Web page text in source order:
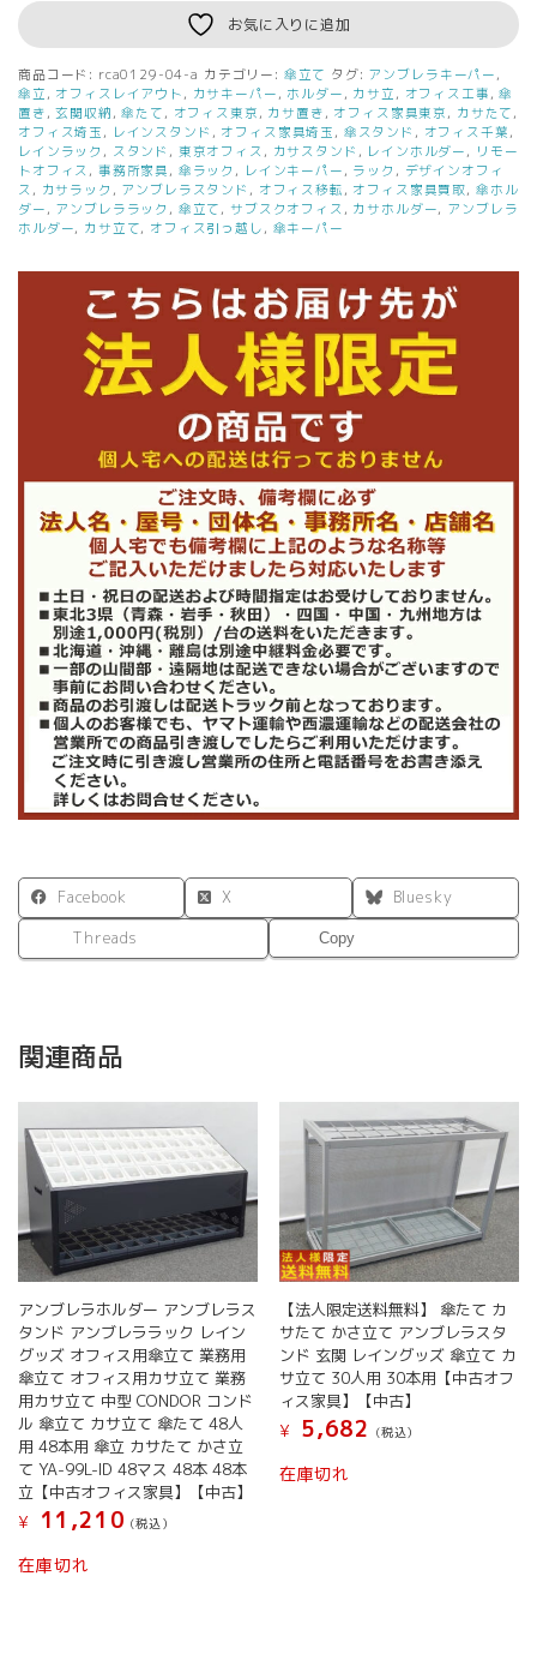
お気に入りに追加
商品コード: rca0129-04-a カテゴリー: 傘立て タグ: アンブレラキーパー ,
傘立 , オフィスレイアウト , カサキーパー , ホルダー , カサ立 , オフィス工事 ,傘
置き ,玄関収納 ,傘たて , オフィス東京 , カサ置き , オフィス家具東京 , カサたて ,
オフィス埼玉 , レインスタンド , オフィス家具埼玉 , 傘スタンド , オフィス千葉 ,
レインラック , スタンド , 東京オフィス , カサスタンド , レインホルダー , リモー
トオフィス , 事務所家具 , 傘ラック , レインキーパー , ラック , デザインオフィ
ス , カサラック , アンブレラスタンド , オフィス移転 , オフィス家具買取, 傘ホル
ダー , アンブレララック , 傘立て ,サブスクオフィス , カサホルダー, アンブレラ
ホルダー, カサ立て, オフィス引っ越し , 傘キーパー
Facebook X
Bluesky
Threads
Copy
関連商品
アンブレラホルダー アンブレラス
タンド アンブレララック レイン
グッズ オフィス用傘立て 業務用
傘立て オフィス用カサ立て 業務
用カサ立て 中型 CONDOR コンド
ル 傘立て カサ立て 傘たて 48人
用 48本用 傘立 カサたて かさ立
て YA-99L-ID 48マス 48本 48本
立【中古オフィス家具】【中古】
¥
11,210 (税込）
在庫切れ
【法人限定送料無料】 傘たて カ
サたて かさ立て アンブレラスタ
ンド 玄関 レイングッズ 傘立て カ
サ立て 30人用 30本用【中古オフ
ィス家具】【中古】
¥
5,682 (税込）
在庫切れ